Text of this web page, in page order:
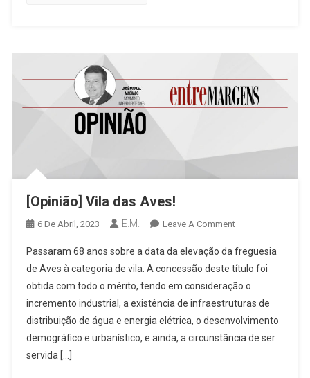
[Opinião] Vila das Aves!
6 De Abril, 2023 E.M. Leave A CommentOn
Vila
Das
Aves!
Passaram 68 anos sobre a data da elevação da freguesia
de Aves à categoria de vila. A concessão deste título foi
obtida com todo o mérito, tendo em consideração o
incremento industrial, a existência de infraestruturas de
distribuição de água e energia elétrica, o desenvolvimento
demográfico e urbanístico, e ainda, a circunstância de ser
servida […]